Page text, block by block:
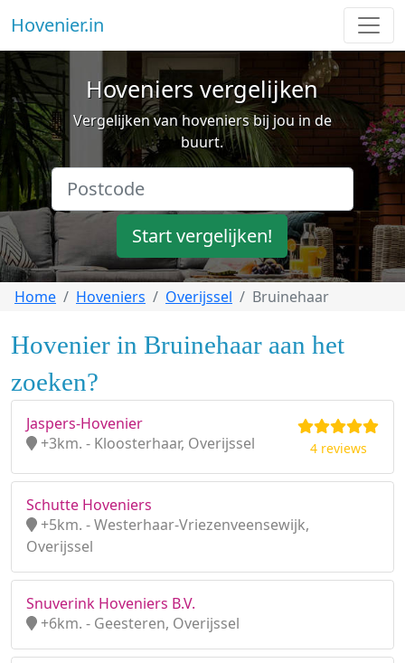
Hovenier.in
Hoveniers vergelijken
Vergelijken van hoveniers bij jou in de
buurt.
Start vergelijken!
Home Hoveniers Overijssel Bruinehaar
Hovenier in Bruinehaar aan het
zoeken?
Jaspers-Hovenier
+3km. - Kloosterhaar, Overijssel
4 reviews
Schutte Hoveniers
+5km. - Westerhaar-Vriezenveensewijk,
Overijssel
Snuverink Hoveniers B.V.
+6km. - Geesteren, Overijssel